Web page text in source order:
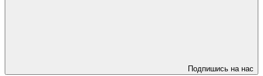
Подпишись на нас